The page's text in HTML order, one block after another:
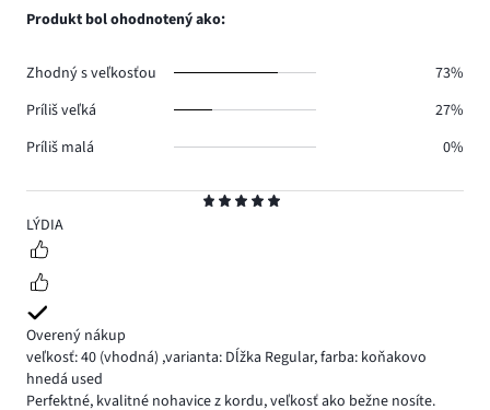
5
LÝDIA
Overený nákup
veľkosť: 40 (vhodná) ,varianta: Dĺžka Regular,farba: koňakovo
hnedá used
Perfektné, kvalitné nohavice z kordu, veľkosť ako bežne nosíte.
Produkt bol ohodnotený ako:
Zhodný s veľkosťou
73%
Príliš veľká
27%
Príliš malá
0%